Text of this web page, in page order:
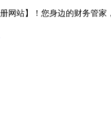
网站】！您身边的财务管家